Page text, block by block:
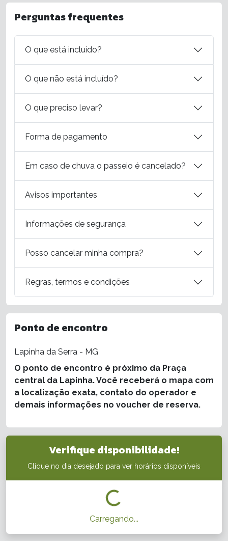
Perguntas frequentes
O que está incluído?
O que não está incluído?
O que preciso levar?
Forma de pagamento
Em caso de chuva o passeio é cancelado?
Avisos importantes
Informações de segurança
Posso cancelar minha compra?
Regras, termos e condições
Ponto de encontro
Lapinha da Serra - MG
O ponto de encontro é próximo da Praça
central da Lapinha. Você receberá o mapa com
a localização exata, contato do operador e
demais informações no voucher de reserva.
Verifique disponibilidade!
Clique no dia desejado para ver horários disponíveis
Carregando...